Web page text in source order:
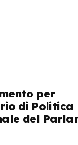
per
di Politica
del